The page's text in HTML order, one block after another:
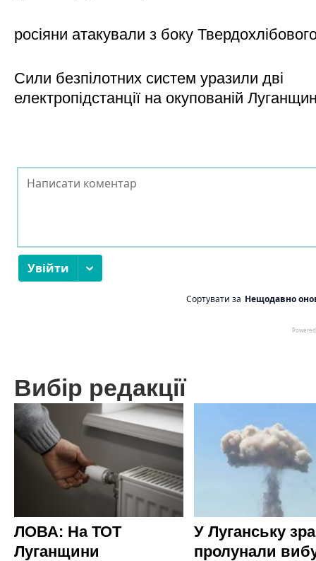
росіяни атакували з боку
Сили безпілотних систем уразили дві
електропідстанції на окупованій
Вибір редакції
ЛОВА: На ТОТ
Луганщини
У Луганську
пролунали